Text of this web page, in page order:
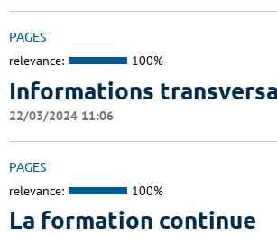
PAGES
relevance: 100%
Informations
22/03/2024 11:06
PAGES
relevance: 100%
La formation continue